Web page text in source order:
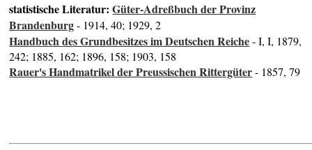
statistische Literatur:Güter-Adreßbuch der Provinz
Brandenburg- 1914, 40; 1929, 2
Handbuch des Grundbesitzes im Deutschen Reiche- I, I, 1879,
242; 1885, 162; 1896, 158; 1903, 158
Rauer's Handmatrikel der Preussischen Rittergüter- 1857, 79